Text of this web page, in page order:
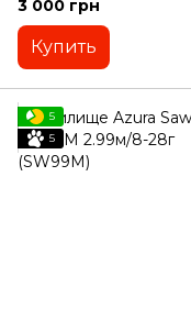
3 000 грн
Купить
5
5